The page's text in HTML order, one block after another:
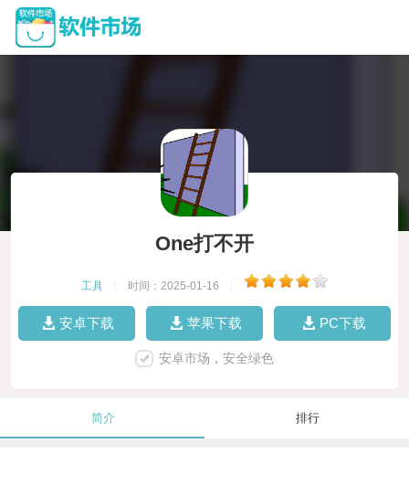
One打不开
工具 时间：2025-01-16
安卓下载 苹果下载 PC下载
安卓市场，安全绿色
简介 排行